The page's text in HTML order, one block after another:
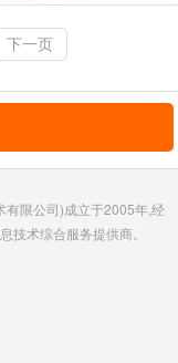
下一页
有限公司)成立于2005年,经
技术综合服务提供商。